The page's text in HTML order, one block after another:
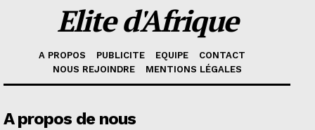
Elite d'Afrique
A PROPOS PUBLICITE EQUIPE
CONTACT
NOUS REJOINDRE
MENTIONS LÉGALES
A propos de nous